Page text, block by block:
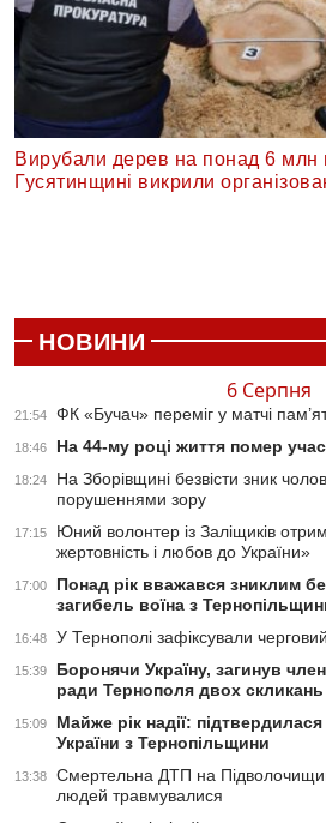
Вирубали дерев на понад 6 млн
Гусятинщині викрили
НОВИНИ
6 Серпня
21:54 ФК «Бучач» переміг у матчі
18:46 На 44-му році життя помер
18:24
На Зборівщині безвісти зник
порушеннями зору
17:15
Юний волонтер із Заліщиків
жертовність і любов до України»
17:00
Понад рік вважався зниклим
загибель воїна з
16:48 У Тернополі зафіксували
15:39
Боронячи Україну, загинув
ради Тернополя двох скликань
15:09
Майже рік надії:
України з Тернопільщини
13:38
Смертельна ДТП на
людей травмувалися